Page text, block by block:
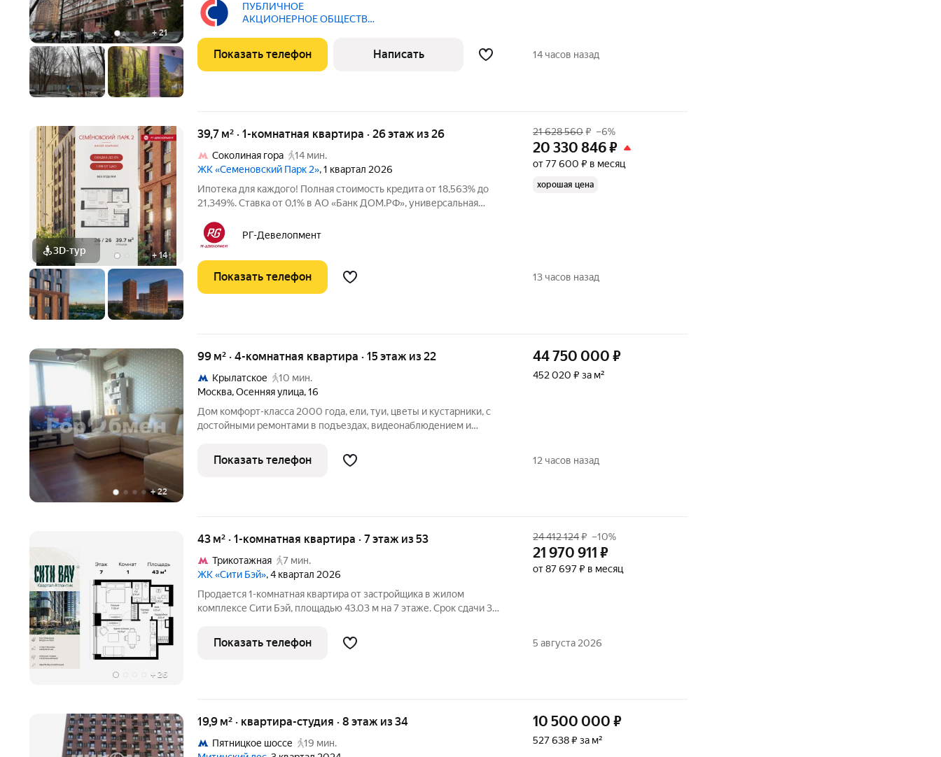
+21
531. КН: 50:64:0000000:3186. Продаем квартиру в ЖК «Лесные
озёра». Монолитный
ПУБЛИЧНОЕ
АКЦИОНЕРНОЕ ОБЩЕСТВО
Показать телефон Написать 14 часов назад
3D-тур +14
39,7 м² · 1-комнатная квартира · 26 этаж из 26
Соколиная гора
14 мин.
ЖК «Семеновский Парк 2», 1 квартал 2026
Ипотека для каждого! Полная стоимость кредита от 18,563% до
21,349%. Ставка от 0,1% в АО «Банк ДОМ.РФ», универсальная
ставка устанавливается при наличии документа о компенсации
Банку
РГ-Девелопмент
21 628 560₽ –6%
20 330 846₽
от 77 600 ₽ в месяц
хорошая цена
Показать телефон 13 часов назад
+22
99 м² · 4-комнатная квартира · 15 этаж из 22
Крылатское
10 мин.
Москва,Осенняя улица,16
Дом комфорт-класса 2000 года, ели, туи, цветы и кустарники, с
достойными ремонтами в подъездах, видеонаблюдением и
мягкими покрытиями. Квартира с шикарными видами на запад -
панорама горизонт
44 750 000 ₽
452 020 ₽ за м²
Показать телефон 12 часов назад
+ 26
43 м² · 1-комнатная квартира · 7 этаж из 53
Трикотажная
7 мин.
ЖК «Сити Бэй», 4 квартал 2026
Продается 1-комнатная квартира от застройщика в жилом
комплексе Сити Бэй, площадью 43.03 м на 7 этаже. Срок сдачи 3
настоящий город в городе с отлично развитой инфраструктурой и
собственной
24 412 124₽ –10%
21 970 911 ₽
от 87 697 ₽ в месяц
Показать телефон 5 августа 2026
19,9 м² · квартира-студия · 8 этаж из 34
Пятницкое шоссе
19 мин.
10 500 000 ₽
527 638 ₽ за м²